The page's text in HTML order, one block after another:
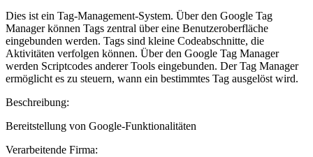
Dies ist ein Tag-Management-System. Über den Google Tag
Manager können Tags zentral über eine Benutzeroberfläche
eingebunden werden. Tags sind kleine Codeabschnitte, die
Aktivitäten verfolgen können. Über den Google Tag Manager
werden Scriptcodes anderer Tools eingebunden. Der Tag Manager
ermöglicht es zu steuern, wann ein bestimmtes Tag ausgelöst wird.
Beschreibung:
Bereitstellung von Google-Funktionalitäten
Verarbeitende Firma: